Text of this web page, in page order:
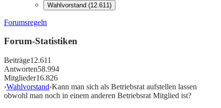
Wahlvorstand (12.611)
Forumsregeln
Forum-Statistiken
Beiträge12.611
Antworten58.994
Mitglieder16.826
›Wahlvorstand›Kann man sich als Betriebsrat aufstellen lassen
obwohl man noch in einem anderen Betriebsrat Mitglied ist?